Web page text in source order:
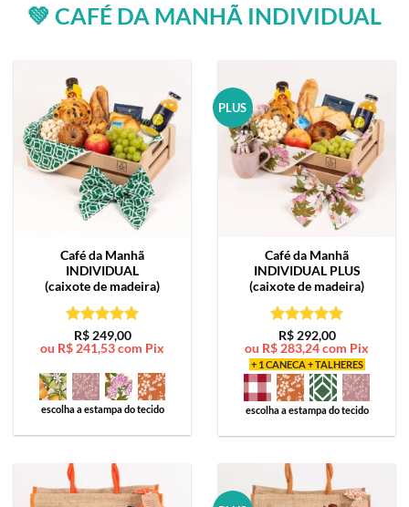
💚 CAFÉ DA MANHÃ INDIVIDUAL
Café da Manhã
INDIVIDUAL
(caixote de madeira)
Avaliação5
de 5
R$249,00
ou R$241,53com Pix
escolha a estampa do tecido
PLUS
Café da Manhã
INDIVIDUAL PLUS
(caixote de madeira)
Avaliação5
de 5
R$292,00
ou R$283,24com Pix
+ 1 CANECA + TALHERES
escolha a estampa do tecido